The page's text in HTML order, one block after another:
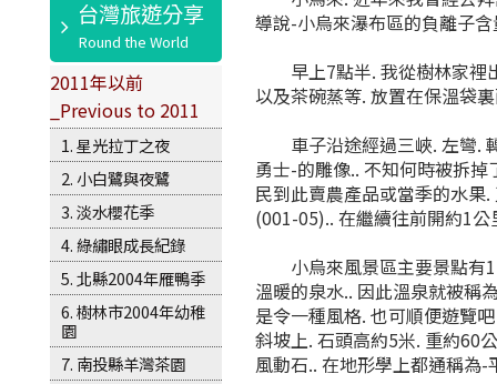
台灣旅遊分享
2011年以前
_Previous to 2011
1. 星光拉丁之夜
2. 小白鷺與夜鷺
3. 淡水櫻花季
4. 綠繡眼成長紀錄
5. 北縣2004年雁鴨季
6. 樹林市2004年幼稚
園
7. 南投縣羊灣茶園
導說-小烏來瀑布區的負離子
早上7點半. 我從樹林家裡出
以及茶碗蒸等. 放置在保溫袋
車子沿途經過三峽. 左彎.
勇士-的雕像.. 不知何時被拆
民到此賣農產品或當季的水果
(001-05).. 在繼續往前開約1
小烏來風景區主要景點有1-
溫暖的泉水.. 因此溫泉就被稱
是令一種風格. 也可順便遊覽
斜坡上. 石頭高約5米. 重約60
風動石.. 在地形學上都通稱為-